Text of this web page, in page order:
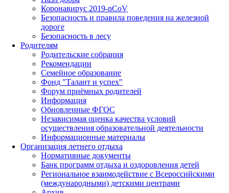
Коронавирус 2019-nCoV
Безопасность и правила поведения на железной
дороге
Безопасность в лесу
Родителям
Родительские собрания
Рекомендации
Семейное образование
Фонд "Талант и успех"
Форум приёмных родителей
Информация
Обновленные ФГОС
Независимая оценка качества условий
осуществления образовательной деятельности
Информационные материалы
Организация летнего отдыха
Нормативные документы
Банк программ отдыха и оздоровления детей
Региональное взаимодействие с Всероссийскими
(международными) детскими центрами